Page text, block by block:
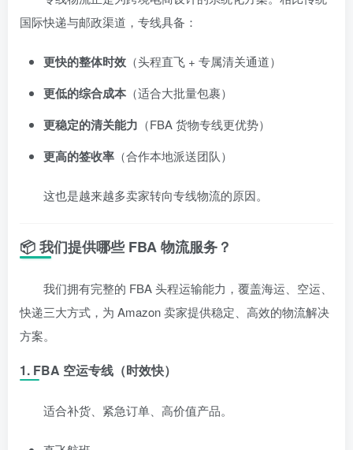
国际快递与邮政渠道，专线具备：
更快的整体时效 （头程直飞 + 专属清关通道）
更低的综合成本（适合大批量包裹）
更稳定的清关能力 （FBA 货物专线更优势）
更高的签收率 （合作本地派送团队）
这也是越来越多卖家转向专线物流的原因。
📦 我们提供哪些 FBA 物流服务？
我们拥有完整的 FBA 头程运输能力，覆盖海运、空运、
快递三大方式，为 Amazon 卖家提供稳定、高效的物流解决
方案。
1. FBA 空运专线（时效快）
适合补货、紧急订单、高价值产品。